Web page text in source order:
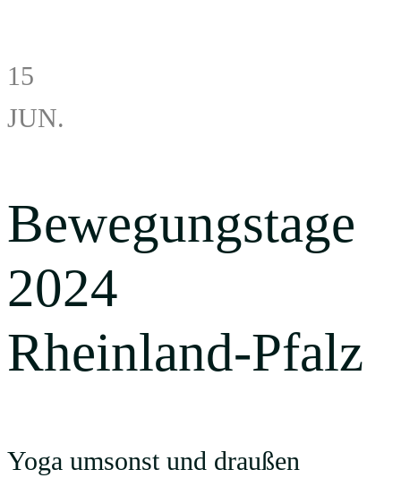
15
JUN.
Bewegungstage
2024
Rheinland-Pfalz
Yoga umsonst und draußen